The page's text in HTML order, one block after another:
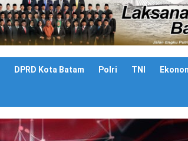
DPRD Kota Batam Polri TNI